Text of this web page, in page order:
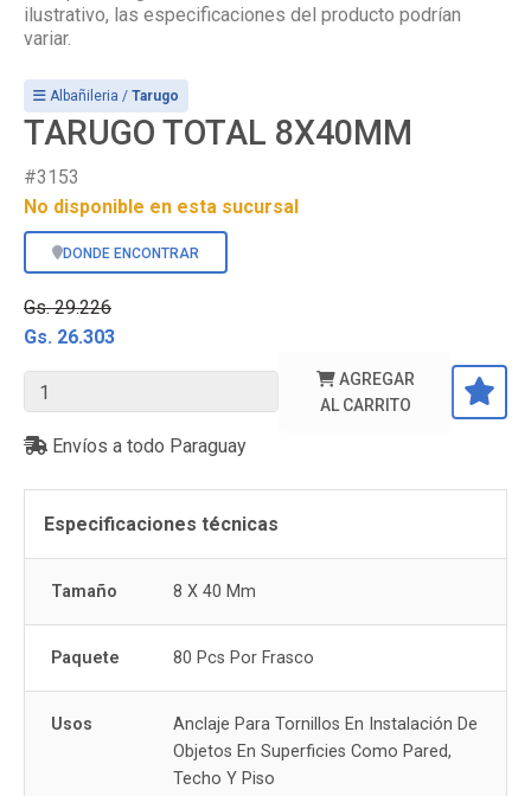
ilustrativo, las especificaciones del producto podrían
variar.
Albañileria / Tarugo
TARUGO TOTAL 8X40MM
#3153
No disponible en esta sucursal
DONDE ENCONTRAR
Gs. 29.226
Gs. 26.303
AGREGAR
AL CARRITO
Envíos a todo Paraguay
Especificaciones técnicas
Tamaño 8 X 40 Mm
Paquete 80 Pcs Por Frasco
Usos
Anclaje Para Tornillos En Instalación De
Objetos En Superficies Como Pared,
Techo Y Piso